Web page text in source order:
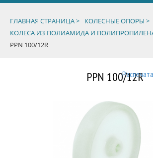
ГЛАВНАЯ СТРАНИЦА >
КОЛЕСНЫЕ ОПОРЫ >
КОЛЕСА ИЗ ПОЛИАМИДА И
PPN 100/12R
PPN 100/12R